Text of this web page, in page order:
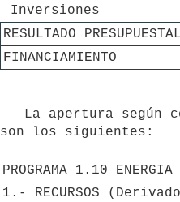
Inversiones
RESULTADO PRESUPUESTAL
FINANCIAMIENTO
son los siguientes:
PROGRAMA 1.10
1.- RECURSOS